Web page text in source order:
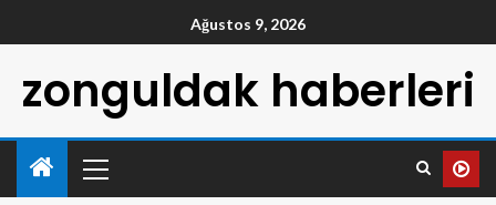
Ağustos 9, 2026
zonguldak haberleri